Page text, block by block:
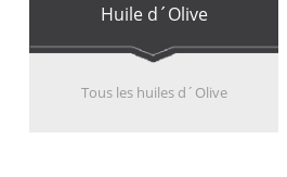
Huile d´Olive
Tous les huiles d´Olive